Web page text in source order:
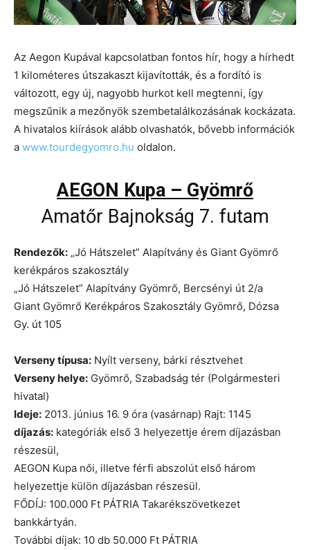
Az Aegon Kupával kapcsolatban fontos hír, hogy a hírhedt
1 kilométeres útszakaszt kijavították, és a fordító is
változott, egy új, nagyobb hurkot kell megtenni, így
megszűnik a mezőnyök szembetalálkozásának kockázata.
A hivatalos kiírások alább olvashatók, bővebb információk
a www.tourdegyomro.hu oldalon.
AEGON Kupa – Gyömrő
Amatőr Bajnokság 7. futam
Rendezők: „Jó Hátszelet” Alapítvány és Giant Gyömrő
kerékpáros szakosztály
„Jó Hátszelet” Alapítvány Gyömrő, Bercsényi út 2/a
Giant Gyömrő Kerékpáros Szakosztály Gyömrő, Dózsa
Gy. út 105
Verseny típusa: Nyílt verseny, bárki résztvehet
Verseny helye: Gyömrő, Szabadság tér (Polgármesteri
hivatal)
Ideje: 2013. június 16. 9 óra (vasárnap) Rajt: 1145
díjazás: kategóriák első 3 helyezettje érem díjazásban
részesül,
AEGON Kupa női, illetve férfi abszolút első három
helyezettje külön díjazásban részesül.
FŐDÍJ: 100.000 Ft PÁTRIA Takarékszövetkezet
bankkártyán.
További díjak: 10 db 50.000 Ft PÁTRIA